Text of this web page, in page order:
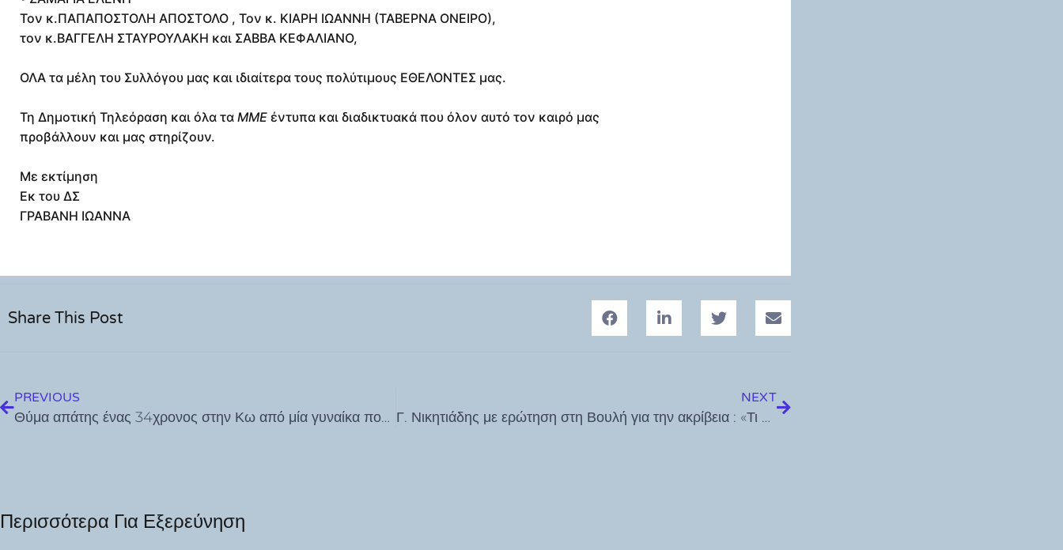
Τον κ.ΠΑΠΑΠΟΣΤΟΛΗ ΑΠΟΣΤΟΛΟ , Τον κ. ΚΙΑΡΗ ΙΩΑΝΝΗ (ΤΑΒΕΡΝΑ ΟΝΕΙΡΟ),
τον κ.ΒΑΓΓΕΛΗ ΣΤΑΥΡΟΥΛΑΚΗ και ΣΑΒΒΑ ΚΕΦΑΛΙΑΝΟ,
ΟΛΑ τα μέλη του Συλλόγου μας και ιδιαίτερα τους πολύτιμους ΕΘΕΛΟΝΤΕΣ μας.
Τη Δημοτική Τηλεόραση και όλα τα ΜΜΕ έντυπα και διαδικτυακά που όλον αυτό τον καιρό μας
προβάλλουν και μας στηρίζουν.
Με εκτίμηση
Εκ του ΔΣ
ΓΡΑΒΑΝΗ ΙΩΑΝΝΑ
Share This Post
PREVIOUS
Θύμα απάτης ένας 34χρονος στην Κω από μία γυναίκα που του παρουσιάστηκε ως… μισθοφόρος στη Συρία
NEXT
Γ. Νικητιάδης με ερώτηση στη Βουλή για την ακρίβεια : «Τι θα κάνει η κυβέρνηση για να μην πούμε το ψωμί, ψωμάκι;»
Περισσότερα Για Εξερεύνηση